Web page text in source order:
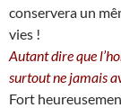
conservera un
vies !
Autant dire que
surtout ne jamais
Fort